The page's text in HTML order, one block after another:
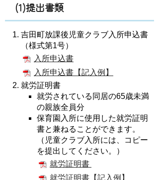
(1)提出書類
吉田町放課後児童クラブ入所申込書
（様式第1号）
入所申込書
入所申込書【記入例】
就労証明書
就労されている同居の65歳未満
の親族全員分
保育園入所に使用した就労証明
書と兼ねることができます。
（児童クラブ入所には、コピー
を提出してください。）
就労証明書
就労証明書【記入例】